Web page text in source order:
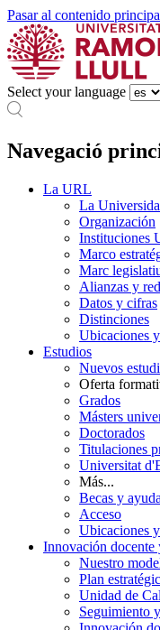
Pasar al contenido
Select your language
Navegació
La URL
La
Organización
Instituciones
Marco
Marc
Alianzas y
Datos y cifras
Distinciones
Ubicaciones
Estudios
Nuevos
Oferta
Grados
Másters
Doctorados
Titulaciones
Universitat
Más...
Becas y
Acceso
Ubicaciones
Innovación docente
Nuestro
Plan
Unidad de
Seguimiento